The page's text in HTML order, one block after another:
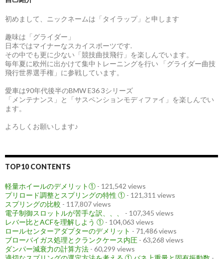
初めまして、ニックネームは「タイラップ」と申します
趣味は「グライダー」
日本ではマイナーなスカイスポーツです.
その中でも更に少ない「競技曲技飛行」を楽しんでいます。
毎年夏に欧州に出かけて集中トレーニングを行い 「グライダー曲技
飛行世界選手権」に参戦しています。
愛車は90年代後半のBMW E36 3シリーズ
「メンテナンス」と「サスペンションモディファイ」を楽しんでい
ます。
よろしくお願いします♪
TOP10 CONTENTS
軽量ホイールのデメリット① - 121,542 views
プリロード調整とスプリングの特性 ① - 121,311 views
スプリングの比較 - 117,807 views
電子制御スロットルが苦手な訳、、、
- 107,345 views
レバー比とACFを理解しよう ① - 104,063 views
ロールセンターアダプターのデメリット - 71,486 views
ブローバイガス処理とクランクケース内圧 - 63,268 views
ダンパー減衰力の計算方法 - 60,299 views